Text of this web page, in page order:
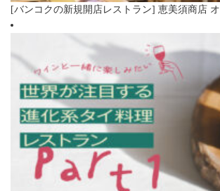
[バンコクの新規開店レストラン] 恵美須商店